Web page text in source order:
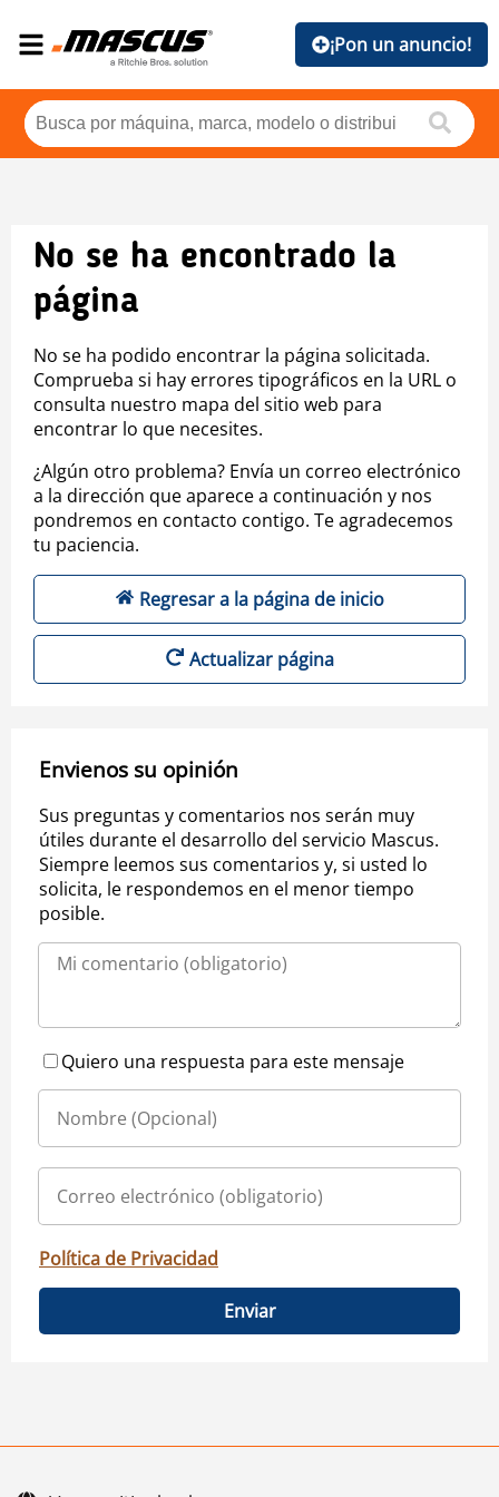
¡Pon un anuncio!
No se ha encontrado la
página
No se ha podido encontrar la página solicitada.
Comprueba si hay errores tipográficos en la URL o
consulta nuestro mapa del sitio web para
encontrar lo que necesites.
¿Algún otro problema? Envía un correo electrónico
a la dirección que aparece a continuación y nos
pondremos en contacto contigo. Te agradecemos
tu paciencia.
Regresar a la página de inicio
Actualizar página
Envienos su opinión
Sus preguntas y comentarios nos serán muy
útiles durante el desarrollo del servicio Mascus.
Siempre leemos sus comentarios y, si usted lo
solicita, le respondemos en el menor tiempo
posible.
Quiero una respuesta para este mensaje
Política de Privacidad
Enviar